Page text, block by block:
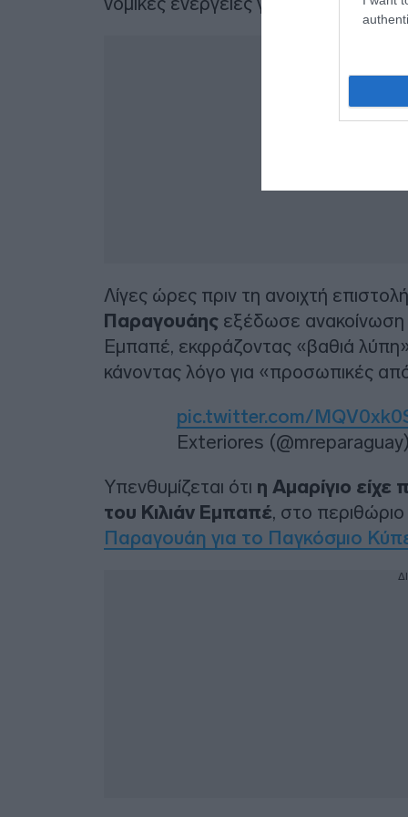
Λίγες ώρες πριν τη ανοιχτή
Παραγουάης εξέδωσε ανακοίνωση
Εμπαπέ, εκφράζοντας «βαθιά λύπη»
κάνοντας λόγο για «προσωπικές
pic.twitter.com/
Exteriores (@mreparaguay)
Υπενθυμίζεται ότι η Αμαρίγιο είχε
του Κιλιάν Εμπαπέ, στο περιθώριο
Παραγουάη για το Παγκόσμιο